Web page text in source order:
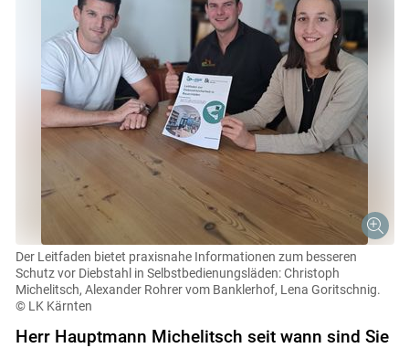
Der Leitfaden bietet praxisnahe Informationen zum besseren
Schutz vor Diebstahl in Selbstbedienungsläden: Christoph
Michelitsch, Alexander Rohrer vom Banklerhof, Lena Goritschnig.
© LK Kärnten
Herr Hauptmann Michelitsch seit wann sind Sie